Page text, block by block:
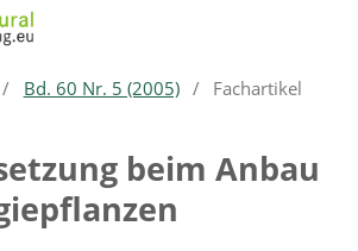
/ Bd. 60 Nr. 5 (2005) / Fachartikel
beim Anbau